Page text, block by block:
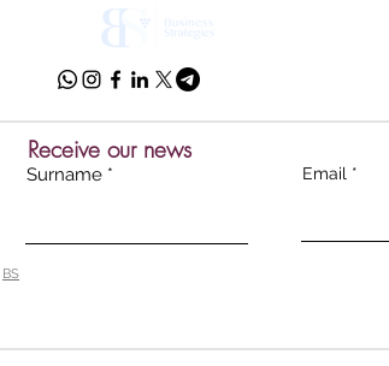
Receive our news
Surname Email
BS